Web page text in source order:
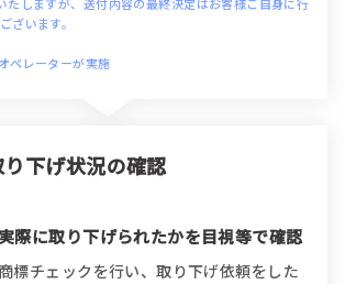
しますが、送付内容の最終決定はお客様ご自身に行
ざいます。
レーターが実施
下げ状況の確認
際に取り下げられたかを目視等で確認
商標チェックを行い、取り下げ依頼をした